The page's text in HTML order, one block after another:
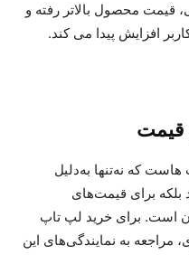
قیمت محصول بالاتر رفته و
افزایش پیدا می کند.
قیمت
که نه‌تنها به‌دلیل
برای قیمت‌های
است. برای خرید لپ تاپ
به نمایندگی‌های این